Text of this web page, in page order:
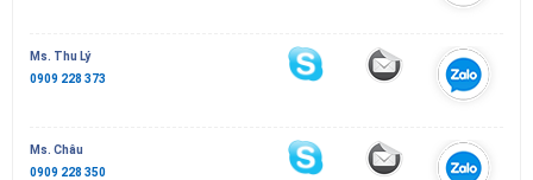
Ms. Thu Lý
0909 228 373
Ms. Châu
0909 228 350